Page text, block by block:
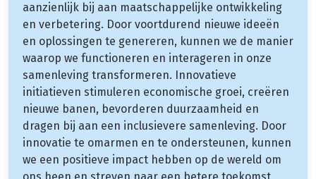
aanzienlijk bij aan maatschappelijke ontwikkeling
en verbetering. Door voortdurend nieuwe ideeën
en oplossingen te genereren, kunnen we de manier
waarop we functioneren en interageren in onze
samenleving transformeren. Innovatieve
initiatieven stimuleren economische groei, creëren
nieuwe banen, bevorderen duurzaamheid en
dragen bij aan een inclusievere samenleving. Door
innovatie te omarmen en te ondersteunen, kunnen
we een positieve impact hebben op de wereld om